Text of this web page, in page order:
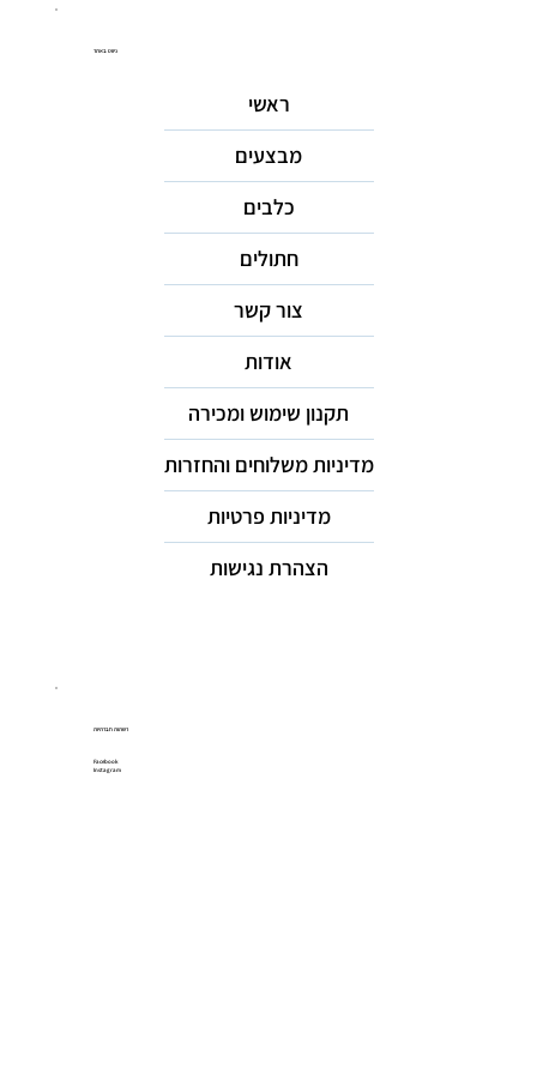
ניווט באתר
ראשי
מבצעים
כלבים
חתולים
צור קשר
אודות
תקנון שימוש ומכירה
מדיניות משלוחים והחזרות
מדיניות פרטיות
הצהרת נגישות
רשתות חברתיות
Facebook
Instagram